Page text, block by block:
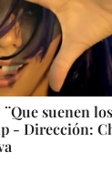
suenen los
- Dirección: